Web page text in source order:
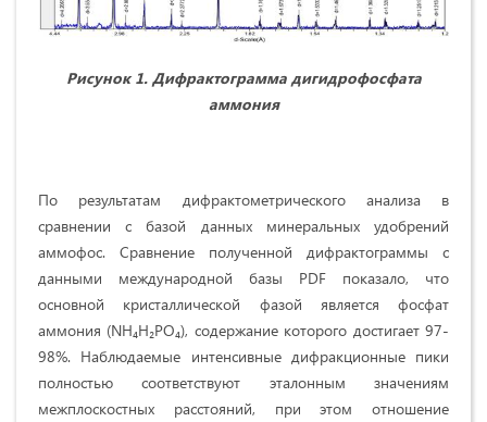
Рисунок 1. Дифрактограмма дигидрофосфата
аммония
По результатам дифрактометрического анализа в
сравнении с базой данных минеральных удобрений
аммофос. Сравнение полученной дифрактограммы с
данными международной базы PDF показало, что
основной кристаллической фазой является фосфат
аммония (NH₄H₂PO₄), содержание которого достигает 97-
98%. Наблюдаемые интенсивные дифракционные пики
полностью соответствуют эталонным значениям
межплоскостных расстояний, при этом отношение